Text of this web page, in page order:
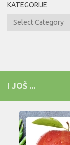
KATEGORIJE
Kategorije
I JOŠ ...